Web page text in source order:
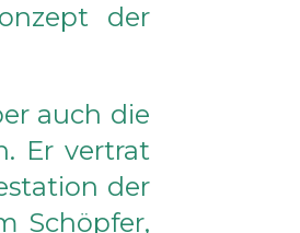
der
auch die
Er vertrat
der
Schöpfer,